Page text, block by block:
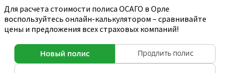
Для расчета стоимости полиса ОСАГО в Орле
воспользуйтесь онлайн-калькулятором – сравнивайте
цены и предложения всех страховых компаний!